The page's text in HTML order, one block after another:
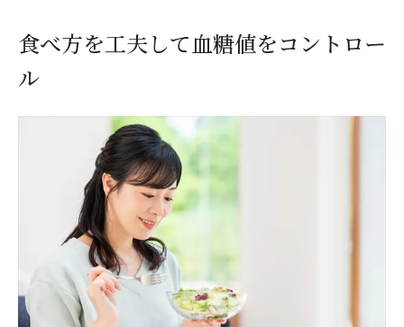
食べ方を工夫して血糖値をコントロー
ル